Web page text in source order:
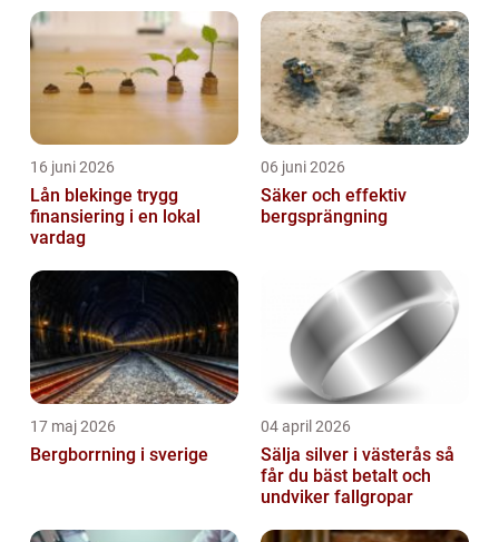
bedöma hur effektivt ett företag...
16 juni 2026
Lån blekinge trygg
finansiering i en lokal
vardag
06 juni 2026
Säker och effektiv
bergsprängning
17 maj 2026
Bergborrning i sverige
04 april 2026
Sälja silver i västerås så
får du bäst betalt och
undviker fallgropar